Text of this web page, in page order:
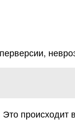
происходит